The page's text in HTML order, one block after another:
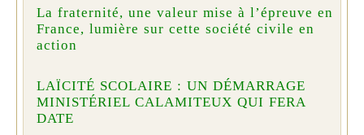
La fraternité, une valeur mise à l’épreuve en
France, lumière sur cette société civile en
action
LAÏCITÉ SCOLAIRE : UN DÉMARRAGE
MINISTÉRIEL CALAMITEUX QUI FERA
DATE